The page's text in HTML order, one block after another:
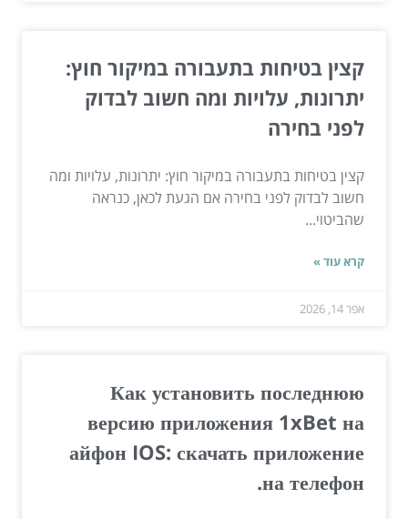
קצין בטיחות בתעבורה במיקור חוץ:
יתרונות, עלויות ומה חשוב לבדוק
לפני בחירה
קצין בטיחות בתעבורה במיקור חוץ: יתרונות, עלויות ומה
חשוב לבדוק לפני בחירה אם הגעת לכאן, כנראה
שהביטוי...
קרא עוד »
אפר 14, 2026
Как установить последнюю
версию приложения 1xBet на
айфон IOS: скачать приложение
на телефон.